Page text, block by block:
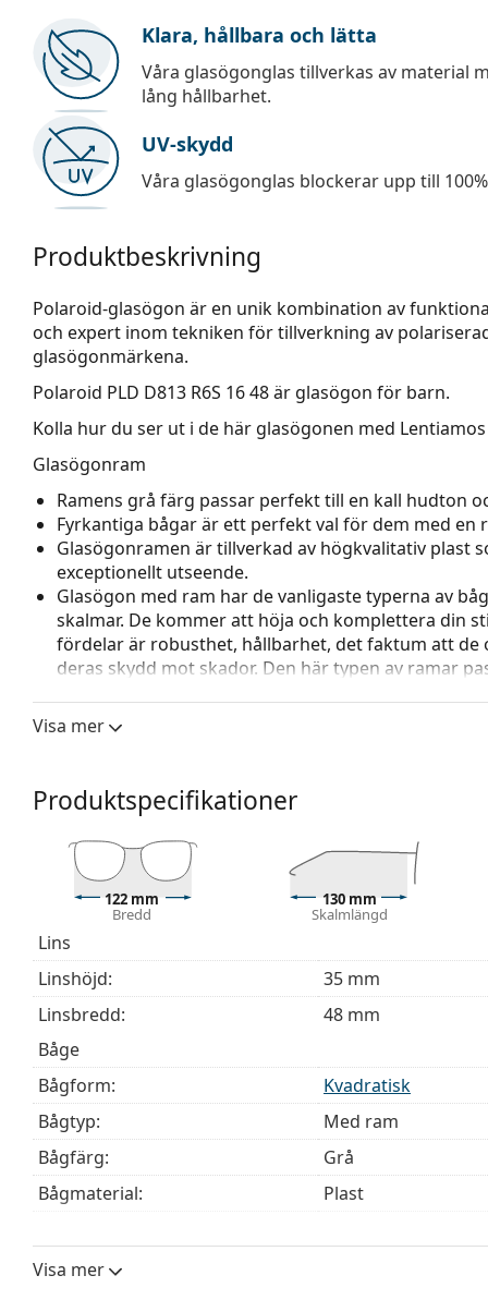
Klara, hållbara och lätta
Våra glasögonglas tillverkas av material
lång hållbarhet.
UV-skydd
Våra glasögonglas blockerar upp till
Produktbeskrivning
Polaroid-glasögon är en unik kombination av
och expert inom tekniken för tillverkning av
glasögonmärkena.
Polaroid PLD D813 R6S 16 48är glasögon för barn.
Kolla hur du ser ut i de här glasögonen med
Glasögonram
Ramens grå färg passar perfekt till en kall hudton
Fyrkantiga bågar är ett perfekt val för dem med
Glasögonramen är tillverkad av högkvalitativ plast
exceptionellt utseende.
Glasögon med ram har de vanligaste typerna av
skalmar. De kommer att höja och komplettera din
fördelar är robusthet, hållbarhet, det faktum att
deras skydd mot skador. Den här typen av ramar
Tillbehör
modeller kan komma med en tygpåse i stället för en
Upptäck hela
behöver hjälp med att välja ditt par.
Detta är en medicinteknisk produkt. Läs
Visa mer
Produktspecifikationer
122 mm
Bredd
130 mm
Skalmlängd
Lins
Linshöjd:
35 mm
Linsbredd:
48 mm
Båge
Bågform:
Kvadratisk
Bågtyp:
Med ram
Bågfärg:
Grå
Bågmaterial:
Plast
Bredd:
Visa mer